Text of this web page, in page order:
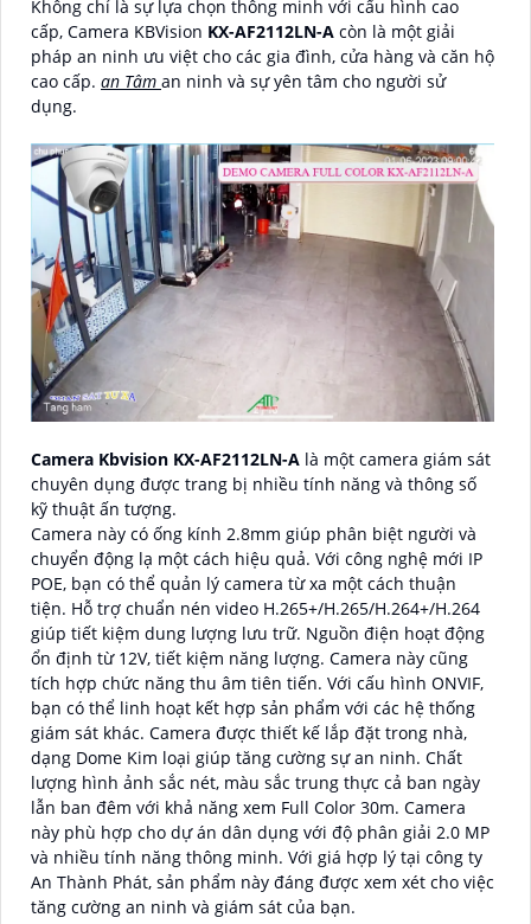
Không chỉ là sự lựa chọn thông minh với cấu hình cao
cấp, Camera KBVision KX-AF2112LN-A còn là một giải
pháp an ninh ưu việt cho các gia đình, cửa hàng và căn hộ
cao cấp. an Tâm an ninh và sự yên tâm cho người sử
dụng.
Camera Kbvision KX-AF2112LN-A là một camera giám sát
chuyên dụng được trang bị nhiều tính năng và thông số
kỹ thuật ấn tượng.
Camera này có ống kính 2.8mm giúp phân biệt người và
chuyển động lạ một cách hiệu quả. Với công nghệ mới IP
POE, bạn có thể quản lý camera từ xa một cách thuận
tiện. Hỗ trợ chuẩn nén video H.265+/H.265/H.264+/H.264
giúp tiết kiệm dung lượng lưu trữ. Nguồn điện hoạt động
ổn định từ 12V, tiết kiệm năng lượng. Camera này cũng
tích hợp chức năng thu âm tiên tiến. Với cấu hình ONVIF,
bạn có thể linh hoạt kết hợp sản phẩm với các hệ thống
giám sát khác. Camera được thiết kế lắp đặt trong nhà,
dạng Dome Kim loại giúp tăng cường sự an ninh. Chất
lượng hình ảnh sắc nét, màu sắc trung thực cả ban ngày
lẫn ban đêm với khả năng xem Full Color 30m. Camera
này phù hợp cho dự án dân dụng với độ phân giải 2.0 MP
và nhiều tính năng thông minh. Với giá hợp lý tại công ty
An Thành Phát, sản phẩm này đáng được xem xét cho việc
tăng cường an ninh và giám sát của bạn.